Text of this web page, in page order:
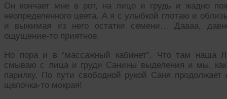
Он кончает мне в рот, на лицо и грудь и жадно
неопределенного цвета. А я с улыбкой глотаю и
и выжимая из него остатки семени… Даааа,
ощущение-то приятное.
Но пора и в “массажный кабинет”. Что там наша
смываю с лица и груди Санины выделения и мы,
парилку. По пути свободной рукой Саня
щелочка-то мокрая!